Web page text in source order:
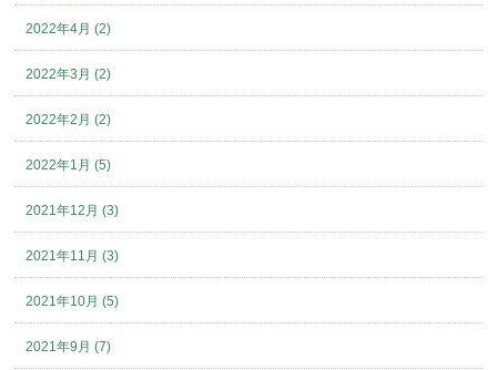
2022年4月 (2)
2022年3月 (2)
2022年2月 (2)
2022年1月 (5)
2021年12月 (3)
2021年11月 (3)
2021年10月 (5)
2021年9月 (7)